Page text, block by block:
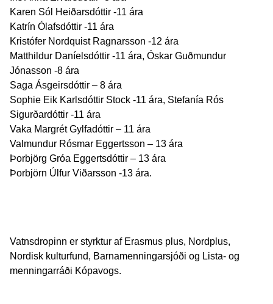
Karen Sól Heiðarsdóttir -11 ára
Katrín Ólafsdóttir -11 ára
Kristófer Nordquist Ragnarsson -12 ára
Matthildur Daníelsdóttir -11 ára, Óskar Guðmundur
Jónasson -8 ára
Saga Ásgeirsdóttir – 8 ára
Sophie Eik Karlsdóttir Stock -11 ára, Stefanía Rós
Sigurðardóttir -11 ára
Vaka Margrét Gylfadóttir – 11 ára
Valmundur Rósmar Eggertsson – 13 ára
Þorbjörg Gróa Eggertsdóttir – 13 ára
Þorbjörn Úlfur Viðarsson -13 ára.
Vatnsdropinn er styrktur af Erasmus plus, Nordplus,
Nordisk kulturfund, Barnamenningarsjóði og Lista- og
menningarráði Kópavogs.